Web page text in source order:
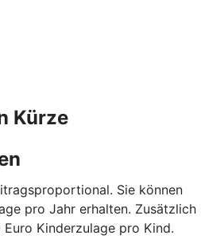
Kürze
Sie können
pro Jahr erhalten. Zusätzlich
Kinderzulage pro Kind.